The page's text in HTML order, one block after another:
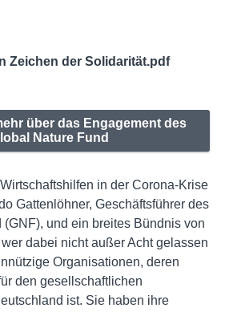
Zeichen der Solidarität.pdf
über das Engagement des
Nature Fund
in der Corona-Krise
Gattenlöhner, Geschäftsführer des
und ein breites Bündnis von
dabei nicht außer Acht gelassen
Organisationen, deren
den gesellschaftlichen
ist. Sie haben ihre